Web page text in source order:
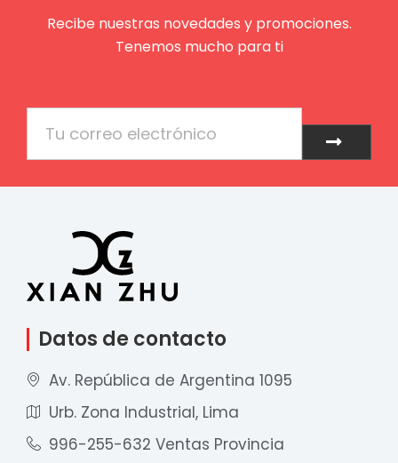
Recibe nuestras novedades y promociones.
Tenemos mucho para ti
Enviar
Datos de contacto
Av. República de Argentina 1095
Urb. Zona Industrial, Lima
996-255-632 Ventas Provincia